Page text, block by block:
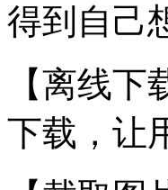
得到自己
【离线
下载，让